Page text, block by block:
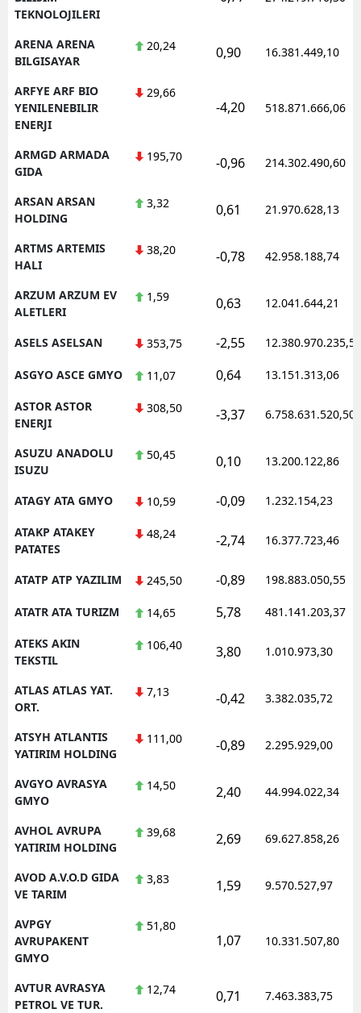
TEKNOLOJILERI
ARENA ARENA
BILGISAYAR
20,24 0,90 16.381.449,10
ARFYE ARF BIO
YENILENEBILIR
ENERJI
29,66
-4,20 518.871.666,06
ARMGD ARMADA
GIDA
195,70 -0,96 214.302.490,60
ARSAN ARSAN
HOLDING
3,32 0,61 21.970.628,13
ARTMS ARTEMIS
HALI
38,20 -0,78 42.958.188,74
ARZUM ARZUM EV
ALETLERI
1,59 0,63 12.041.644,21
ASELS ASELSAN 353,75 -2,55 12.380.970.235,50
ASGYO ASCE GMYO 11,07 0,64 13.151.313,06
ASTOR ASTOR
ENERJI
308,50 -3,37 6.758.631.520,50
ASUZU ANADOLU
ISUZU
50,45 0,10 13.200.122,86
ATAGY ATA GMYO 10,59 -0,09 1.232.154,23
ATAKP ATAKEY
PATATES
48,24 -2,74 16.377.723,46
ATATP ATP YAZILIM 245,50 -0,89 198.883.050,55
ATATR ATA TURIZM 14,65 5,78 481.141.203,37
ATEKS AKIN
TEKSTIL
106,40 3,80 1.010.973,30
ATLAS ATLAS YAT.
ORT.
7,13 -0,42 3.382.035,72
ATSYH ATLANTIS
YATIRIM HOLDING
111,00 -0,89 2.295.929,00
AVGYO AVRASYA
GMYO
14,50 2,40 44.994.022,34
AVHOL AVRUPA
YATIRIM HOLDING
39,68 2,69 69.627.858,26
AVOD A.V.O.D GIDA
VE TARIM
3,83 1,59 9.570.527,97
AVPGY
AVRUPAKENT
GMYO
51,80
1,07 10.331.507,80
AVTUR AVRASYA
PETROL VE TUR.
12,74 0,71 7.463.383,75